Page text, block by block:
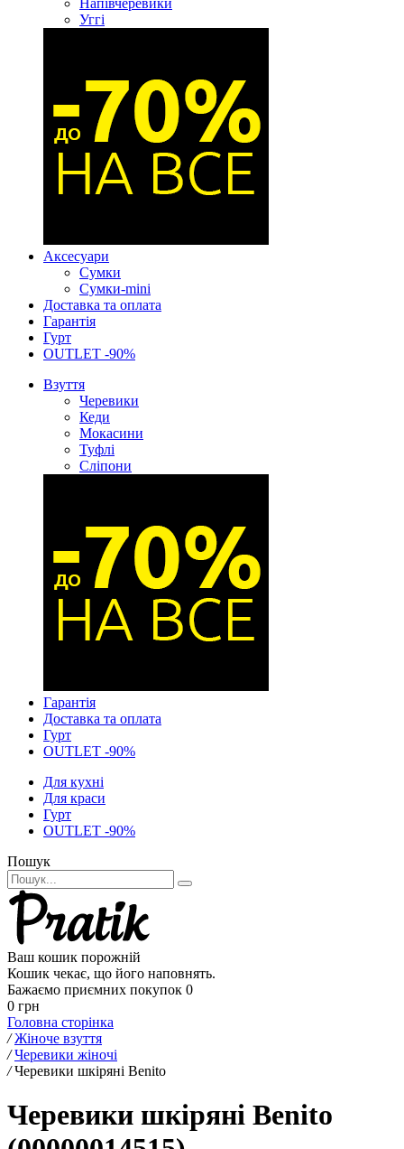
Напівчеревики
Уггі
Аксесуари
Сумки
Сумки-mini
Доставка та оплата
Гарантія
Гурт
OUTLET -90%
Взуття
Черевики
Кеди
Мокасини
Туфлі
Сліпони
Гарантія
Доставка та оплата
Гурт
OUTLET -90%
Для кухні
Для краси
Гурт
OUTLET -90%
Пошук
Ваш кошик порожній
Кошик чекає, що його наповнять.
Бажаємо приємних покупок 0
0 грн
Головна сторінка
/ Жіноче взуття
/ Черевики жіночі
/ Черевики шкіряні Benito
Черевики шкіряні Benito